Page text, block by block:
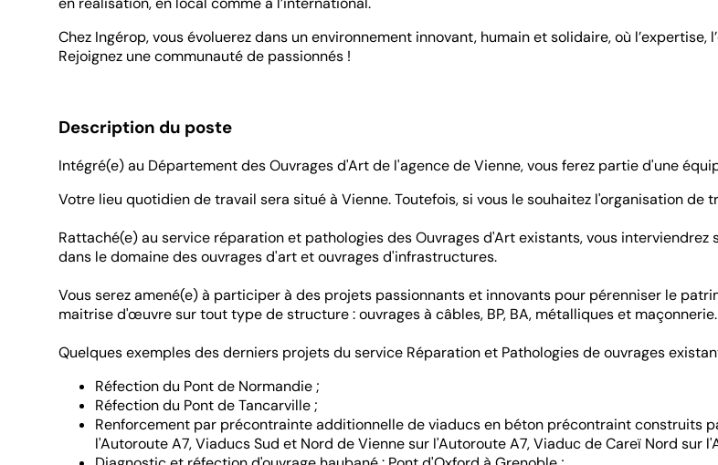
Chez Ingérop, vous évoluerez dans un environnement innovant, humain et solidaire, où
Rejoignez une communauté de passionnés !
Description du poste
Intégré(e) au Département des Ouvrages d'Art de l'agence de Vienne, vous ferez partie d'une
Votre lieu quotidien de travail sera situé à Vienne. Toutefois, si vous le souhaitez l'organisation
Rattaché(e) au service réparation et pathologies des Ouvrages d'Art existants, vous
dans le domaine des ouvrages d'art et ouvrages d'infrastructures.
Vous serez amené(e) à participer à des projets passionnants et innovants pour pérenniser le
maitrise d'œuvre sur tout type de structure : ouvrages à câbles, BP, BA, métalliques et maçonnerie.
Quelques exemples des derniers projets du service Réparation et Pathologies de ouvrages
Réfection du Pont de Normandie ;
Réfection du Pont de Tancarville ;
Renforcement par précontrainte additionnelle de viaducs en béton précontraint construits
l'Autoroute A7, Viaducs Sud et Nord de Vienne sur l'Autoroute A7, Viaduc de Careï Nord sur